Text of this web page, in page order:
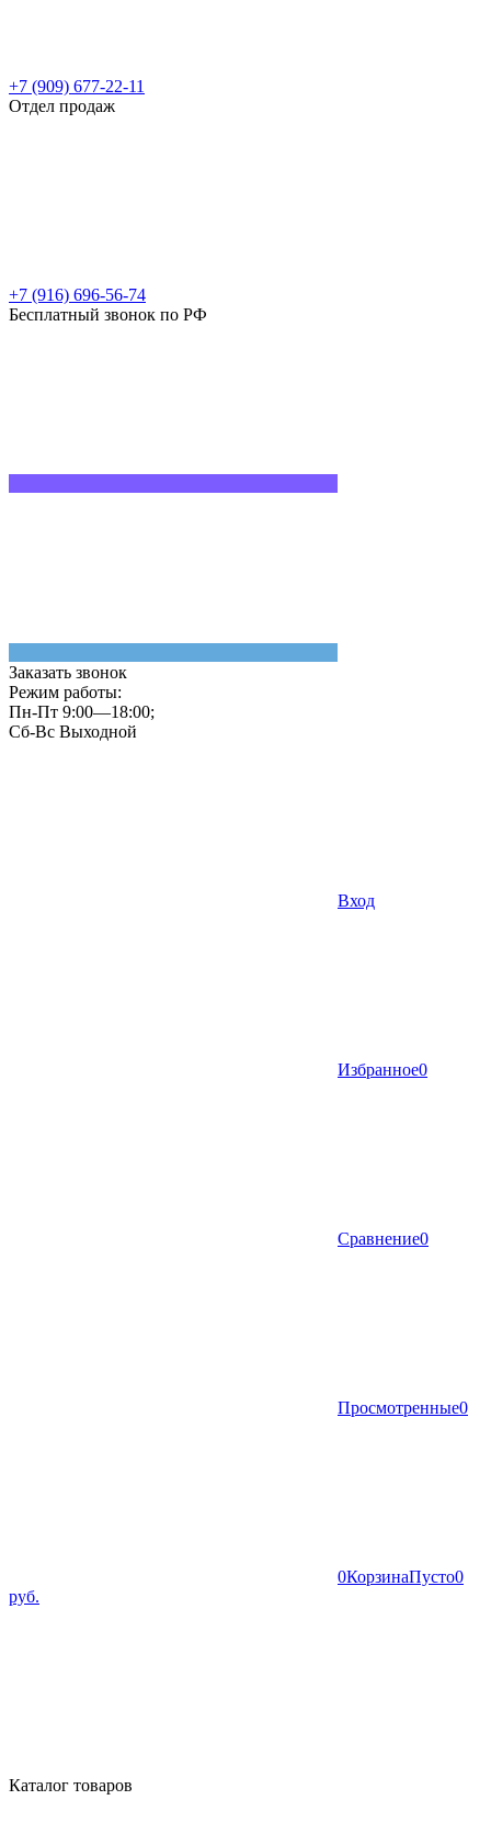
+7 (909) 677-22-11
Отдел продаж
+7 (916) 696-56-74
Бесплатный звонок по РФ
Заказать звонок
Режим работы:
Пн-Пт 9:00—18:00;
Сб-Вс Выходной
Вход
Избранное0
Сравнение0
Просмотренные0
0КорзинаПусто0
руб.
Каталог товаров